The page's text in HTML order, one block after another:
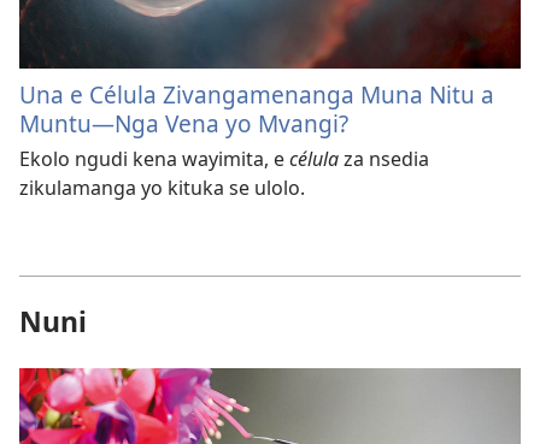
Una e Célula Zivangamenanga Muna Nitu a
Muntu—Nga Vena yo Mvangi?
Ekolo ngudi kena wayimita, ecélulaza nsedia
zikulamanga yo kituka se ulolo.
Nuni